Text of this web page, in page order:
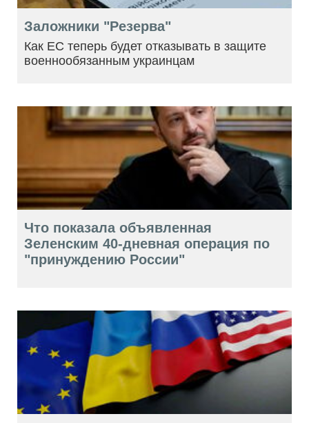
Заложники "Резерва"
Как ЕС теперь будет отказывать в защите
военнообязанным украинцам
Что показала объявленная
Зеленским 40-дневная операция по
"принуждению России"